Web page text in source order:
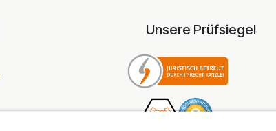
Unsere Prüfsiegel